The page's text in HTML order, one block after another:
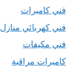
فني كاميرات
فني كهربائي منازل
فني مكيفات
كاميرات مراقبة